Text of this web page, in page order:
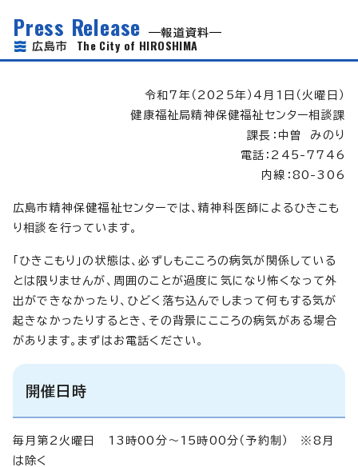
Press Release
報道資料
広島市 The City of HIROSHIMA
令和7年（2025年）4月1日（火曜日）
健康福祉局精神保健福祉センター相談課
課長：中曽 みのり
電話：245-7746
内線：80-306
広島市精神保健福祉センターでは、精神科医師によるひきこも
り相談を行っています。
「ひきこもり」の状態は、必ずしもこころの病気が関係している
とは限りませんが、周囲のことが過度に気になり怖くなって外
出ができなかったり、ひどく落ち込んでしまって何もする気が
起きなかったりするとき、その背景にこころの病気がある場合
があります。まずはお電話ください。
開催日時
毎月第2火曜日 13時00分～15時00分（予約制） ※8月
は除く